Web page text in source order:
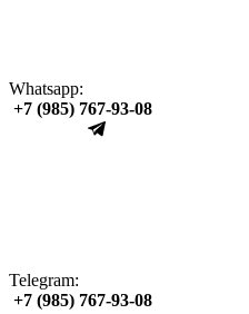
Whatsapp:
+7 (985) 767‑93‑08
Telegram:
+7 (985) 767‑93‑08